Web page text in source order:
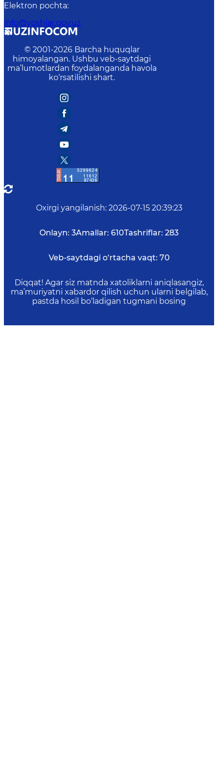
Elektron pochta:
info@yoshlar.gov.uz
© 2001-2026 Barcha huquqlar
himoyalangan. Ushbu veb-saytdagi
ma’lumotlardan foydalanganda havola
ko‘rsatilishi shart.
Oxirgi yangilanish: 2026-07-15 20:39:23
Onlayn: 3Amallar: 610Tashriflar: 283
Veb-saytdagi o‘rtacha vaqt: 70
Diqqat! Agar siz matnda xatoliklarni aniqlasangiz,
ma’muriyatni xabardor qilish uchun ularni belgilab,
pastda hosil bo‘ladigan tugmani bosing